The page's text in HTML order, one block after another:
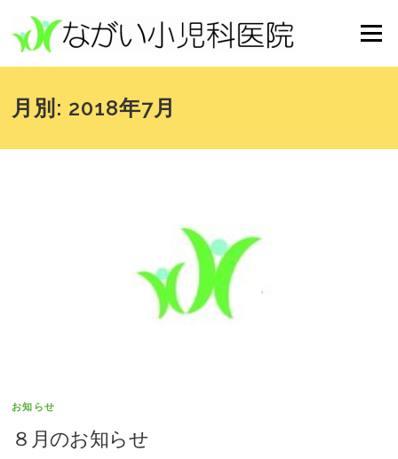
メニュー
月別: 2018年7月
お知らせ
８月のお知らせ